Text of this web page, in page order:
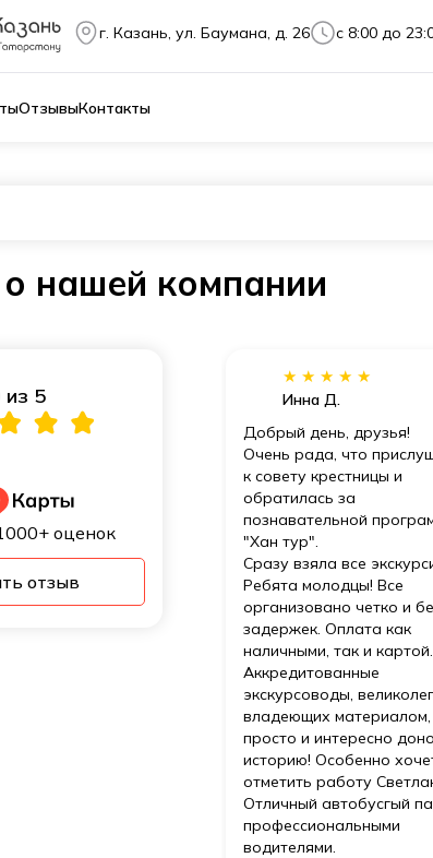
г. Казань, ул. Баумана, д. 26 c 8:00 до
ОтзывыКонтакты
нашей компании
из 5
оценок
отзыв
★★★★★
Инна Д.
Добрый день, друзья!
Очень рада, что
к совету крестницы и
обратилась за
познавательной
"Хан тур".
Сразу взяла все
Ребята молодцы! Все
организовано четко и
задержек. Оплата как
наличными, так и картой.
Аккредитованные
экскурсоводы,
владеющих материалом,
просто и интересно
историю! Особенно
отметить работу
Отличный автобусгый
профессиональными
водителями.